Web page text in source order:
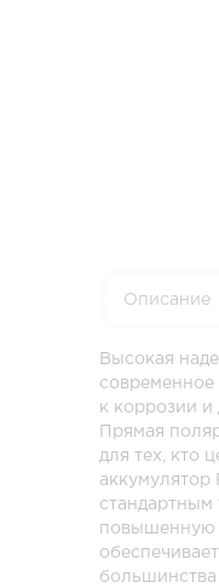
Описание
Высокая
современное
к коррозии и
Прямая
для тех, кто
аккумулятор
стандартным
повышенную
большинства